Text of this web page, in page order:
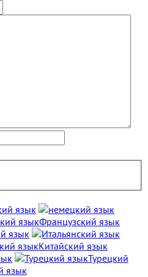
язык
Французский язык
язык
Китайский язык
Турецкий
язык